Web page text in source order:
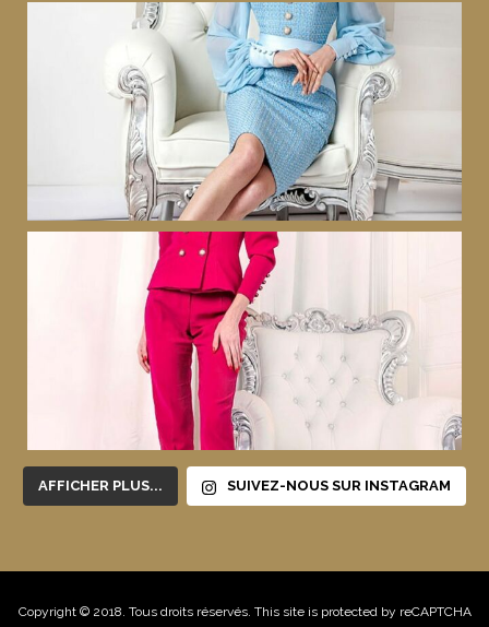
AFFICHER PLUS... SUIVEZ-NOUS SUR INSTAGRAM
Copyright © 2018. Tous droits réservés. This site is protected by reCAPTCHA